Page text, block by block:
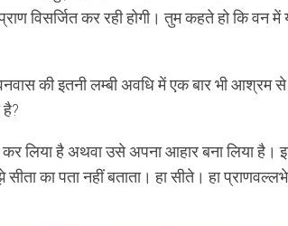
विसर्जित कर रही होगी। तुम कहते हो कि वन में
की इतनी लम्बी अवधि में एक बार भी आश्रम
लिया है अथवा उसे अपना आहार बना लिया है।
सीता का पता नहीं बताता। हा सीते। हा